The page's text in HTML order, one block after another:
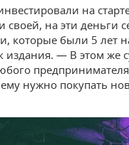
на
своей, на эти деньги
которые были 5 лет
издания. — В этом же
ему нужно покупать